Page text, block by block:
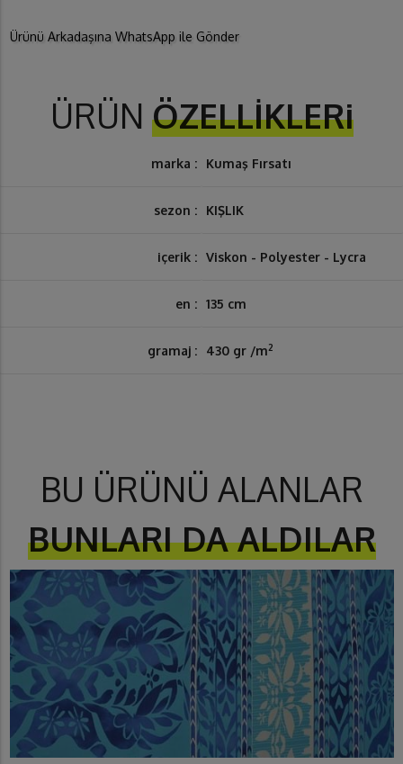
Ürünü Arkadaşına WhatsApp ile Gönder
ÜRÜN ÖZELLİKLERi
marka : Kumaş Fırsatı
sezon : KIŞLIK
içerik : Viskon - Polyester - Lycra
en : 135 cm
gramaj : 430 gr /m2
BU ÜRÜNÜ ALANLAR
BUNLARI DA ALDILAR